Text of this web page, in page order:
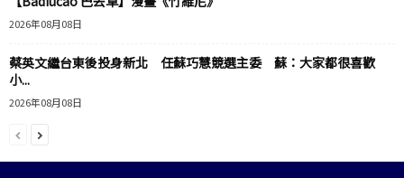
2026年08月08日
蔡英文繼台東後投身新北 任蘇巧慧競選主委 蘇：大家都很喜歡
小...
2026年08月08日